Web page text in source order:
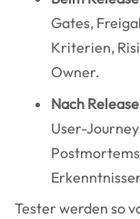
Gates,
Kriterien,
Owner.
Nach
User-
Tester werden so